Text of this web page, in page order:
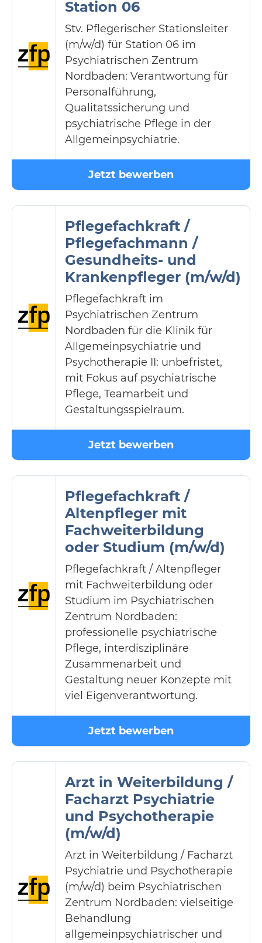
Station 06
Stv. Pflegerischer Stationsleiter
(m/w/d) für Station 06 im
Psychiatrischen Zentrum
Nordbaden: Verantwortung für
Personalführung,
Qualitätssicherung und
psychiatrische Pflege in der
Allgemeinpsychiatrie.
Jetzt bewerben
Pflegefachkraft /
Pflegefachmann /
Gesundheits- und
Krankenpfleger (m/w/d)
Pflegefachkraft im
Psychiatrischen Zentrum
Nordbaden für die Klinik für
Allgemeinpsychiatrie und
Psychotherapie II: unbefristet,
mit Fokus auf psychiatrische
Pflege, Teamarbeit und
Gestaltungsspielraum.
Jetzt bewerben
Pflegefachkraft /
Altenpfleger mit
Fachweiterbildung
oder Studium (m/w/d)
Pflegefachkraft / Altenpfleger
mit Fachweiterbildung oder
Studium im Psychiatrischen
Zentrum Nordbaden:
professionelle psychiatrische
Pflege, interdisziplinäre
Zusammenarbeit und
Gestaltung neuer Konzepte mit
viel Eigenverantwortung.
Jetzt bewerben
Arzt in Weiterbildung /
Facharzt Psychiatrie
und Psychotherapie
(m/w/d)
Arzt in Weiterbildung / Facharzt
Psychiatrie und Psychotherapie
(m/w/d) beim Psychiatrischen
Zentrum Nordbaden: vielseitige
Behandlung
allgemeinpsychiatrischer und